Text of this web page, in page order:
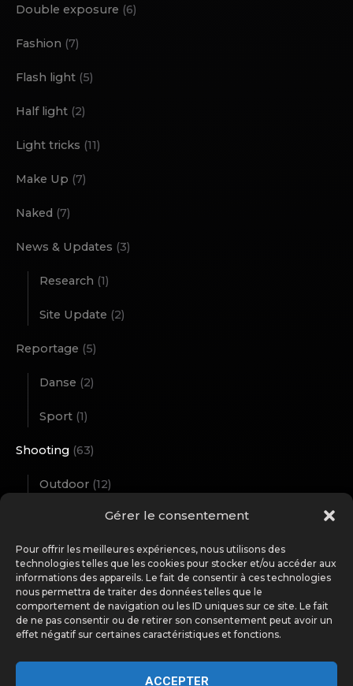
Gérer le consentement
Pour offrir les meilleures expériences, nous utilisons des
technologies telles que les cookies pour stocker et/ou accéder aux
informations des appareils. Le fait de consentir à ces technologies
nous permettra de traiter des données telles que le
comportement de navigation ou les ID uniques sur ce site. Le fait
de ne pas consentir ou de retirer son consentement peut avoir un
effet négatif sur certaines caractéristiques et fonctions.
ACCEPTER
Double exposure (6)
Fashion (7)
Flash light (5)
Half light (2)
Light tricks (11)
Make Up (7)
Naked (7)
News & Updates (3)
Research (1)
Site Update (2)
Reportage (5)
Danse (2)
Sport (1)
Shooting (63)
Outdoor (12)
Street Art(1)
Travel Notes(11)
Wild Nature(14)